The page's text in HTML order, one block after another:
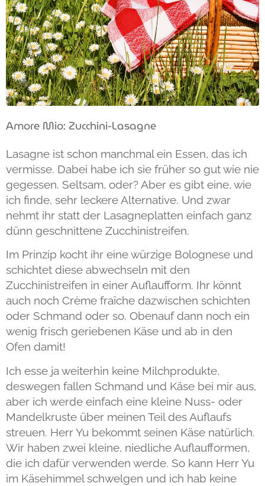
Amore Mio: Zucchini-Lasagne
Lasagne ist schon manchmal ein Essen, das ich
vermisse. Dabei habe ich sie früher so gut wie nie
gegessen. Seltsam, oder? Aber es gibt eine, wie
ich finde, sehr leckere Alternative. Und zwar
nehmt ihr statt der Lasagneplatten einfach ganz
dünn geschnittene Zucchinistreifen.
Im Prinzip kocht ihr eine würzige Bolognese und
schichtet diese abwechseln mit den
Zucchinistreifen in einer Auflaufform. Ihr könnt
auch noch Crème fraîche dazwischen schichten
oder Schmand oder so. Obenauf dann noch ein
wenig frisch geriebenen Käse und ab in den
Ofen damit!
Ich esse ja weiterhin keine Milchprodukte,
deswegen fallen Schmand und Käse bei mir aus,
aber ich werde einfach eine kleine Nuss- oder
Mandelkruste über meinen Teil des Auflaufs
streuen. Herr Yu bekommt seinen Käse natürlich.
Wir haben zwei kleine, niedliche Auflaufformen,
die ich dafür verwenden werde. So kann Herr Yu
im Käsehimmel schwelgen und ich hab keine